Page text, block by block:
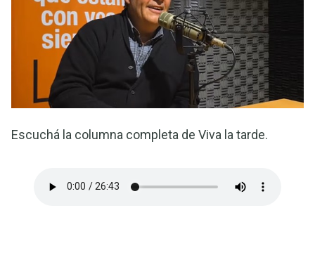
Escuchá la columna completa de Viva la tarde.